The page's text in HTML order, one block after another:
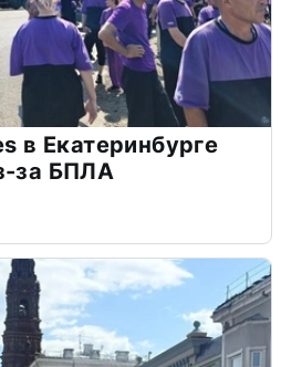
в Екатеринбурге
за БПЛА